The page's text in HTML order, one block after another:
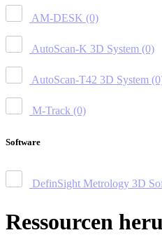
AM-DESK (0)
AutoScan-K 3D System (0)
AutoScan-T42 3D System
M-Track (0)
Software
DefinSight Metrology 3D
Ressourcen